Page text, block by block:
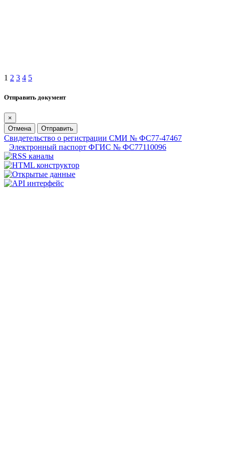
1 2 3 4 5
Отправить документ
×
Отмена
Отправить
Свидетельство о регистрации СМИ № ФС77-47467
Электронный паспорт ФГИС № ФС77110096